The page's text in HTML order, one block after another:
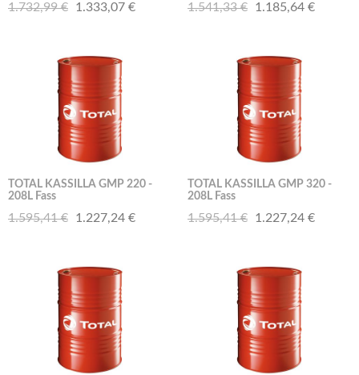
1.732,99 € 1.333,07 € 1.541,33 € 1.185,64 €
TOTAL KASSILLA GMP 220 -
208L Fass
1.595,41 € 1.227,24 €
TOTAL KASSILLA GMP 320 -
208L Fass
1.595,41 € 1.227,24 €